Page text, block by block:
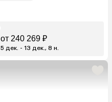
от 240 269 ₽
5 дек. - 13 дек., 8 н.